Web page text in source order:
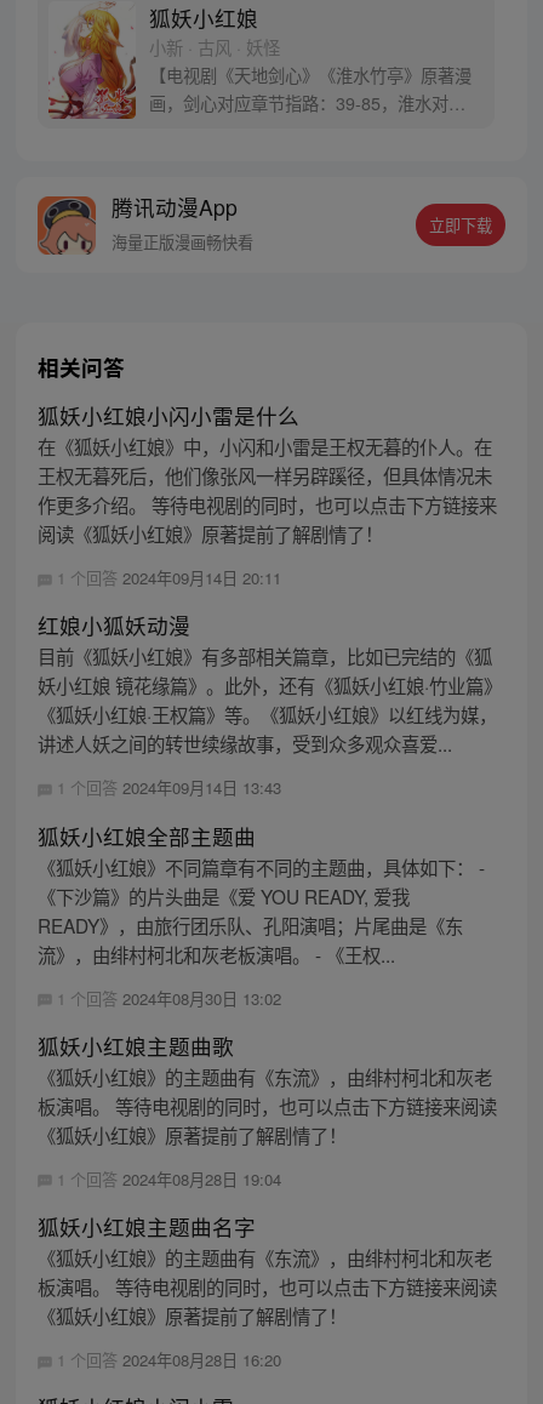
狐妖小红娘
小新 · 古风 · 妖怪
【电视剧《天地剑心》《淮水竹亭》原著漫
画，剑心对应章节指路：39-85，淮水对应
腾讯动漫App
海量正版漫画畅快看
立即下载
相关问答
狐妖小红娘小闪小雷是什么
在《狐妖小红娘》中，小闪和小雷是王权无暮的仆人。在
王权无暮死后，他们像张风一样另辟蹊径，但具体情况未
作更多介绍。 等待电视剧的同时，也可以点击下方链接来
阅读《狐妖小红娘》原著提前了解剧情了！
1 个回答 2024年09月14日 20:11
红娘小狐妖动漫
目前《狐妖小红娘》有多部相关篇章，比如已完结的《狐
妖小红娘 镜花缘篇》。此外，还有《狐妖小红娘·竹业篇》
《狐妖小红娘·王权篇》等。《狐妖小红娘》以红线为媒，
讲述人妖之间的转世续缘故事，受到众多观众喜爱...
1 个回答 2024年09月14日 13:43
狐妖小红娘全部主题曲
《狐妖小红娘》不同篇章有不同的主题曲，具体如下： -
《下沙篇》的片头曲是《爱 YOU READY, 爱我
READY》，由旅行团乐队、孔阳演唱；片尾曲是《东
流》，由绯村柯北和灰老板演唱。 - 《王权...
1 个回答 2024年08月30日 13:02
狐妖小红娘主题曲歌
《狐妖小红娘》的主题曲有《东流》，由绯村柯北和灰老
板演唱。 等待电视剧的同时，也可以点击下方链接来阅读
《狐妖小红娘》原著提前了解剧情了！
1 个回答 2024年08月28日 19:04
狐妖小红娘主题曲名字
《狐妖小红娘》的主题曲有《东流》，由绯村柯北和灰老
板演唱。 等待电视剧的同时，也可以点击下方链接来阅读
《狐妖小红娘》原著提前了解剧情了！
1 个回答 2024年08月28日 16:20